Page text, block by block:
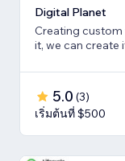
Digital Planet
Creating custom
it, we can create
5.0 (3)
เริ่มต้นที่ $500